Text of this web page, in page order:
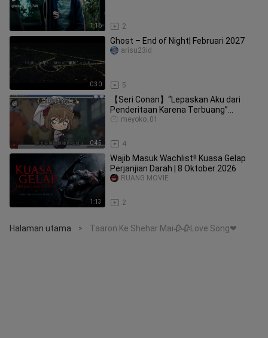
1:16 2
0:30
Ghost – End of Night| Februari 2027
5
arisu23id
0:45
【Seri Conan】“Lepaskan Aku dari
Penderitaan Karena Terbuang”
Lepaskan Aku dari Penderitaan Karena
4
meyoko_01
1:13
Wajib Masuk Wachlist!! Kuasa Gelap
Perjanjian Darah | 8 Oktober 2026
2
RUANG MOVIE
Halaman utama > Taaron Ke Shehar Mai🥀🥀Love Song❤